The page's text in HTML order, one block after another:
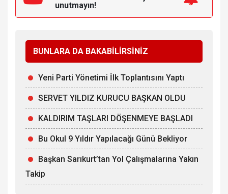
unutmayın!
BUNLARA DA BAKABİLİRSİNİZ
Yeni Parti Yönetimi İlk Toplantısını Yaptı
SERVET YILDIZ KURUCU BAŞKAN OLDU
KALDIRIM TAŞLARI DÖŞENMEYE BAŞLADI
Bu Okul 9 Yıldır Yapılacağı Günü Bekliyor
Başkan Sarıkurt’tan Yol Çalışmalarına Yakın
Takip